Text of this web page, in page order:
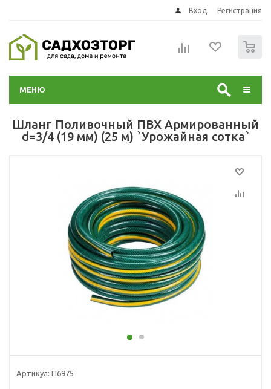
Вход Регистрация
МЕНЮ
Шланг Поливочный ПВХ Армированный
d=3/4 (19 мм) (25 м) `Урожайная сотка`
Артикул: П6975